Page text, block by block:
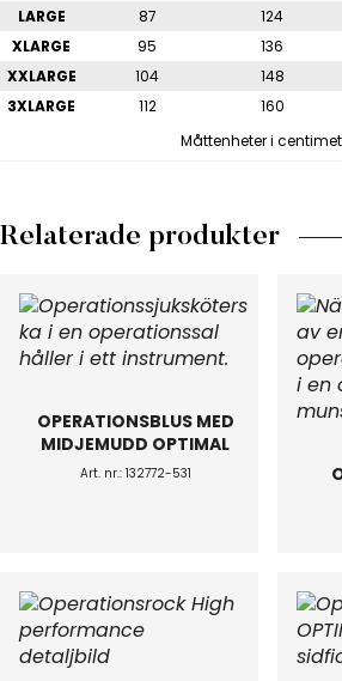
LARGE
87 124
XLARGE
95 136
XXLARGE
104 148
3XLARGE
112 160
Måttenheter i
Relaterade produkter
OPERATIONSBLUS MED
MIDJEMUDD OPTIMAL
Art. nr.: 132772-531